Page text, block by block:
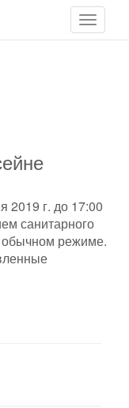
2019 г. до 17:00
санитарного
обычном режиме.